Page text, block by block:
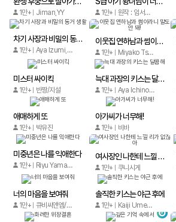
1만+ Jiman,YY 1만+ 원작 : 임서림 글 : 승기사 / M, 진리군 그림 : 쪼꼬젤리
차기 사장과 비밀의 동거 생활
1만+ Aya Izumi, Yuka Ichikawa
이웃집 연하남과 썸이라니 말도 안 돼!
1만+ Miyako Tsuzuki, Monko Aoi, Nana Nanase
미스터 싸이킥
1만+ 반짱/지설
늑대 과장의 키스는 달콤해
1만+ Aya Ichinose
애매하게 또
1만+ 박유진
아가씨가 너무해!
1만+ 비바
미중년은 나를 익애한다
1만+ Riyu Yamakami
여사장인 나한테 느낄 리가 없잖아
1만+ 쿠니시게
너의 마음을 보여줘
1만+ 큐비씨앤엠/Guangzhou Anyue
솔직한 키스는 야근 후에
1만+ Kaiji Umeda